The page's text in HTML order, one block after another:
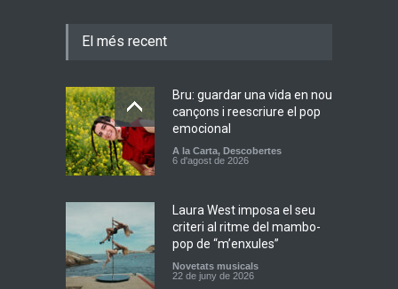
El més recent
Bru: guardar una vida en nou
cançons i reescriure el pop
emocional
A la Carta, Descobertes
6 d'agost de 2026
Laura West imposa el seu
criteri al ritme del mambo-
pop de “m’enxules”
Novetats musicals
22 de juny de 2026